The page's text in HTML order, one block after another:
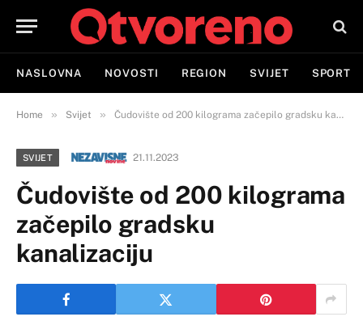
NASLOVNA NOVOSTI REGION SVIJET SPORT
Home » Svijet » Čudovište od 200 kilograma začepilo gradsku kanalizaciju
SVIJET 21.11.2023
Čudovište od 200 kilograma
začepilo gradsku
kanalizaciju